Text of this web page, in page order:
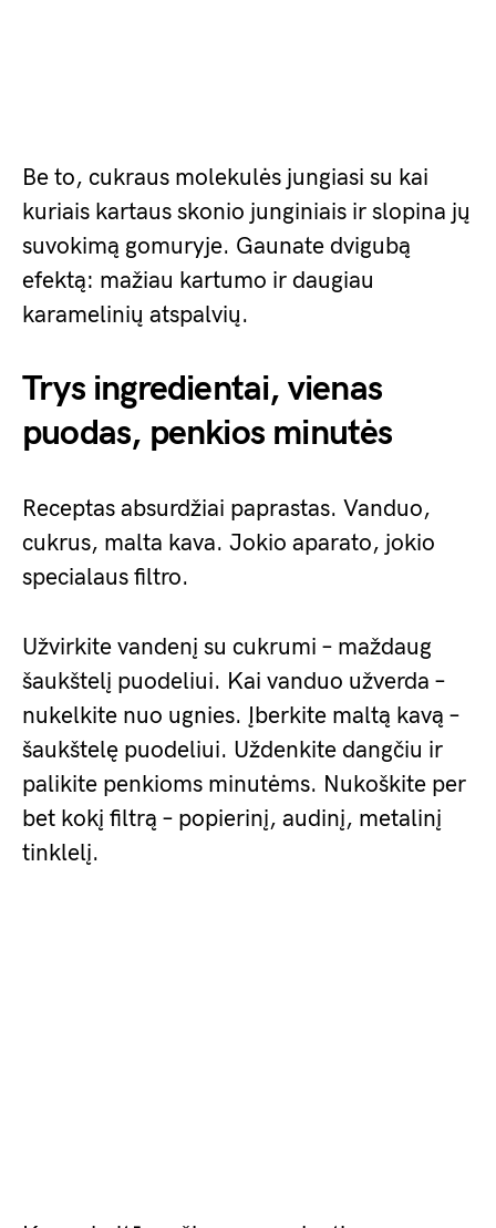
Be to, cukraus molekulės jungiasi su kai
kuriais kartaus skonio junginiais ir slopina jų
suvokimą gomuryje. Gaunate dvigubą
efektą: mažiau kartumo ir daugiau
karamelinių atspalvių.
Trys ingredientai, vienas
puodas, penkios minutės
Receptas absurdžiai paprastas. Vanduo,
cukrus, malta kava. Jokio aparato, jokio
specialaus filtro.
Užvirkite vandenį su cukrumi – maždaug
šaukštelį puodeliui. Kai vanduo užverda –
nukelkite nuo ugnies. Įberkite maltą kavą –
šaukštelę puodeliui. Uždenkite dangčiu ir
palikite penkioms minutėms. Nukoškite per
bet kokį filtrą – popierinį, audinį, metalinį
tinklelį.